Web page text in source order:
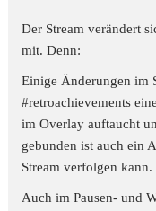
Der Stream verändert
mit. Denn:
Einige Änderungen im
#retroachievements
im Overlay auftaucht
gebunden ist auch ein
Stream verfolgen kann.
Auch im Pausen- und